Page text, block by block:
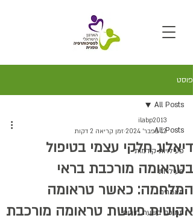
פוסט
All Posts
פעילויות קודמות
פעילויות
מאמרים
תמיכה בשעת חירום
All Posts
דיאלוג חלקי עצמי בטיפול
בטראומה מורכבת בראי
המלחמה: כאשר טראומה
אקוטית פוגשת טראומה מורכבת
ilabp2013
12 בפבר׳ 2024
זמן קריאה 2 דקות